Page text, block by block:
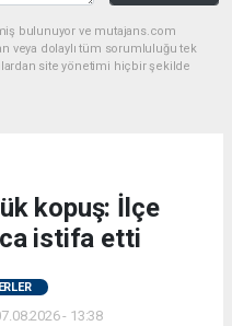
bulunuyor ve mutajans.com
veya dolaylı tüm sorumluluğu tek
site yönetimi hiçbir şekilde
kopuş: İlçe
istifa etti
- 13:38